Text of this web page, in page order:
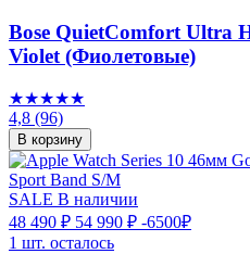
Bose QuietComfort Ultra
Violet (Фиолетовые)
★★★★★
4,8 (96)
В корзину
SALE В наличии
48 490 ₽ 54 990 ₽ -6500₽
1 шт. осталось